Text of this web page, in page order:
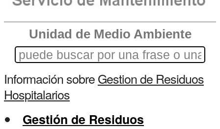
Unidad de Medio Ambiente
Información sobreGestion de Residuos
Hospitalarios
Gestión de Residuos